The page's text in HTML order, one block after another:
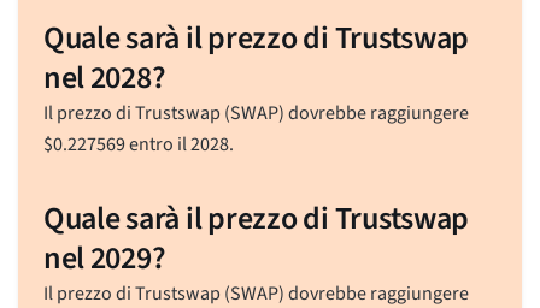
Quale sarà il prezzo di Trustswap
nel 2028?
Il prezzo di Trustswap (SWAP) dovrebbe raggiungere
$0.227569entro il 2028.
Quale sarà il prezzo di Trustswap
nel 2029?
Il prezzo di Trustswap (SWAP) dovrebbe raggiungere